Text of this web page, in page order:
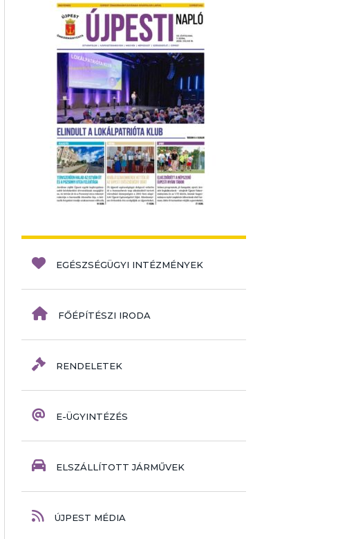
EGÉSZSÉGÜGYI INTÉZMÉNYEK
FŐÉPÍTÉSZI IRODA
RENDELETEK
E-ÜGYINTÉZÉS
ELSZÁLLÍTOTT JÁRMŰVEK
ÚJPEST MÉDIA